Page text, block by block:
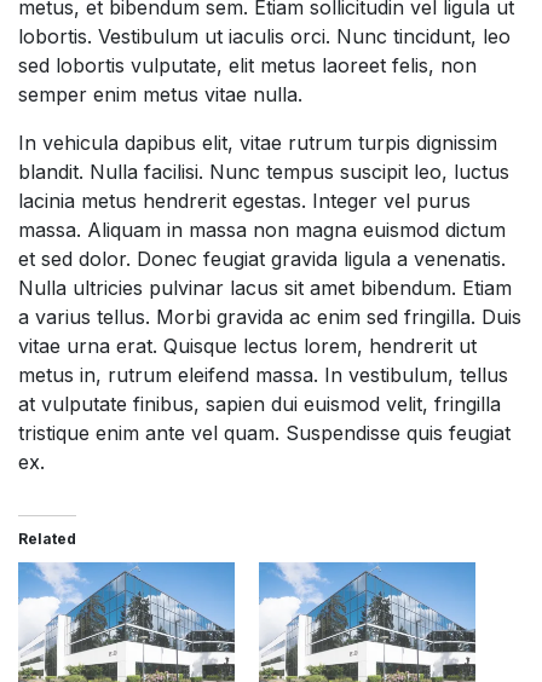
metus, et bibendum sem. Etiam sollicitudin vel ligula ut
lobortis. Vestibulum ut iaculis orci. Nunc tincidunt, leo
sed lobortis vulputate, elit metus laoreet felis, non
semper enim metus vitae nulla.
In vehicula dapibus elit, vitae rutrum turpis dignissim
blandit. Nulla facilisi. Nunc tempus suscipit leo, luctus
lacinia metus hendrerit egestas. Integer vel purus
massa. Aliquam in massa non magna euismod dictum
et sed dolor. Donec feugiat gravida ligula a venenatis.
Nulla ultricies pulvinar lacus sit amet bibendum. Etiam
a varius tellus. Morbi gravida ac enim sed fringilla. Duis
vitae urna erat. Quisque lectus lorem, hendrerit ut
metus in, rutrum eleifend massa. In vestibulum, tellus
at vulputate finibus, sapien dui euismod velit, fringilla
tristique enim ante vel quam. Suspendisse quis feugiat
ex.
Related